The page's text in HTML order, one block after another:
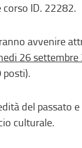
corso ID. 22282.
avvenire
26 settembre
del passato
culturale.